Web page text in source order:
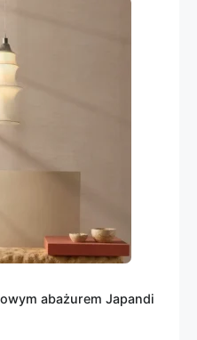
abażurem Japandi